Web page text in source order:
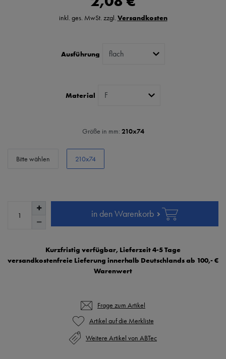
inkl. ges. MwSt. zzgl. Versandkosten
Ausführung
Material
Größe in mm: 210x74
Bitte wählen 210x74
in den Warenkorb
Kurzfristig verfügbar, Lieferzeit 4-5 Tage
versandkostenfreie Lieferung innerhalb Deutschlands ab 100,- €
Warenwert
Frage zum Artikel
Weitere Artikel von ABTec